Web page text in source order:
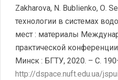
Zakharova, N. Bublienko, О.
технологии в системах
мест : материалы
практической
Минск : БГТУ, 2020. – С.
http://dspace.nuft.edu.ua/